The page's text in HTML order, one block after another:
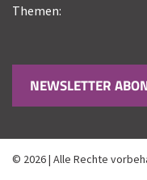
Themen:
NEWSLETTER
© 2026 | Alle Rechte